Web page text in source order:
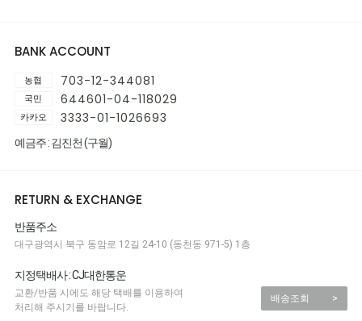
BANK ACCOUNT
농협 703-12-344081
국민 644601-04-118029
카카오 3333-01-1026693
예금주 : 김진천 (구월)
RETURN & EXCHANGE
반품주소
대구광역시 북구 동암로 12길 24-10 (동천동 971-5) 1층
지정택배사 : CJ대한통운
교환/반품 시에도 해당 택배를 이용하여
처리해 주시기를 바랍니다.
배송조회 >